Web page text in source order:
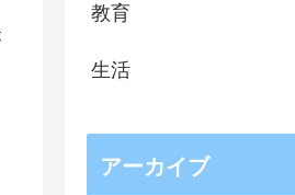
教育
生活
アーカイブ